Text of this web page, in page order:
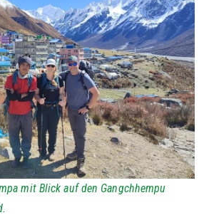
mit Blick auf den Gangchhempu